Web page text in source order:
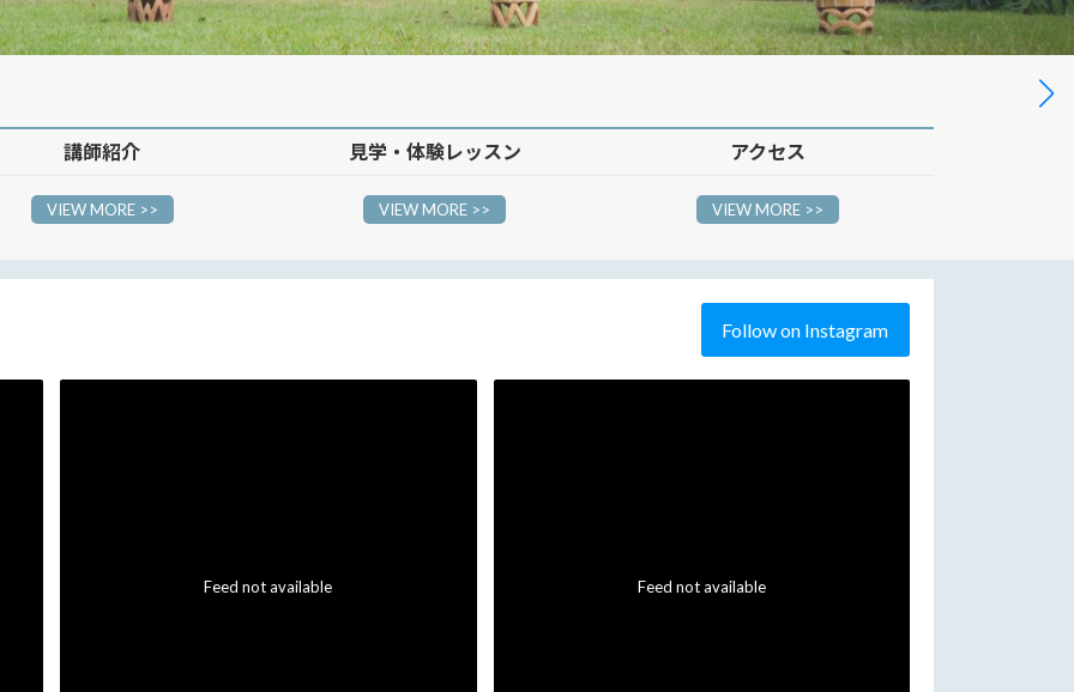
講師紹介
VIEW MORE >>
見学・体験レッスン
VIEW MORE >>
アクセス
VIEW MORE >>
Follow on Instagram
Feed not available Feed not available